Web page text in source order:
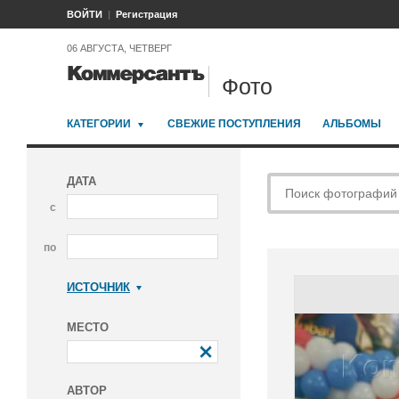
ВОЙТИ Регистрация
06 АВГУСТА, ЧЕТВЕРГ
Фото
КАТЕГОРИИ СВЕЖИЕ ПОСТУПЛЕНИЯ АЛЬБОМЫ
ДАТА
с
по
ИСТОЧНИК
МЕСТО
АВТОР